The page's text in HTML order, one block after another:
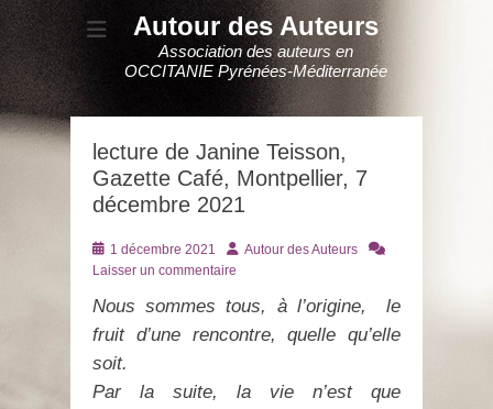
Autour des Auteurs
Association des auteurs en
OCCITANIE Pyrénées-Méditerranée
lecture de Janine Teisson,
Gazette Café, Montpellier, 7
décembre 2021
Posté
le
1 décembre 2021 AuteurAutour des Auteurs
Laisser un commentaire
Nous sommes tous, à l’origine, le
fruit d’une rencontre, quelle qu’elle
soit.
Par la suite, la vie n’est que